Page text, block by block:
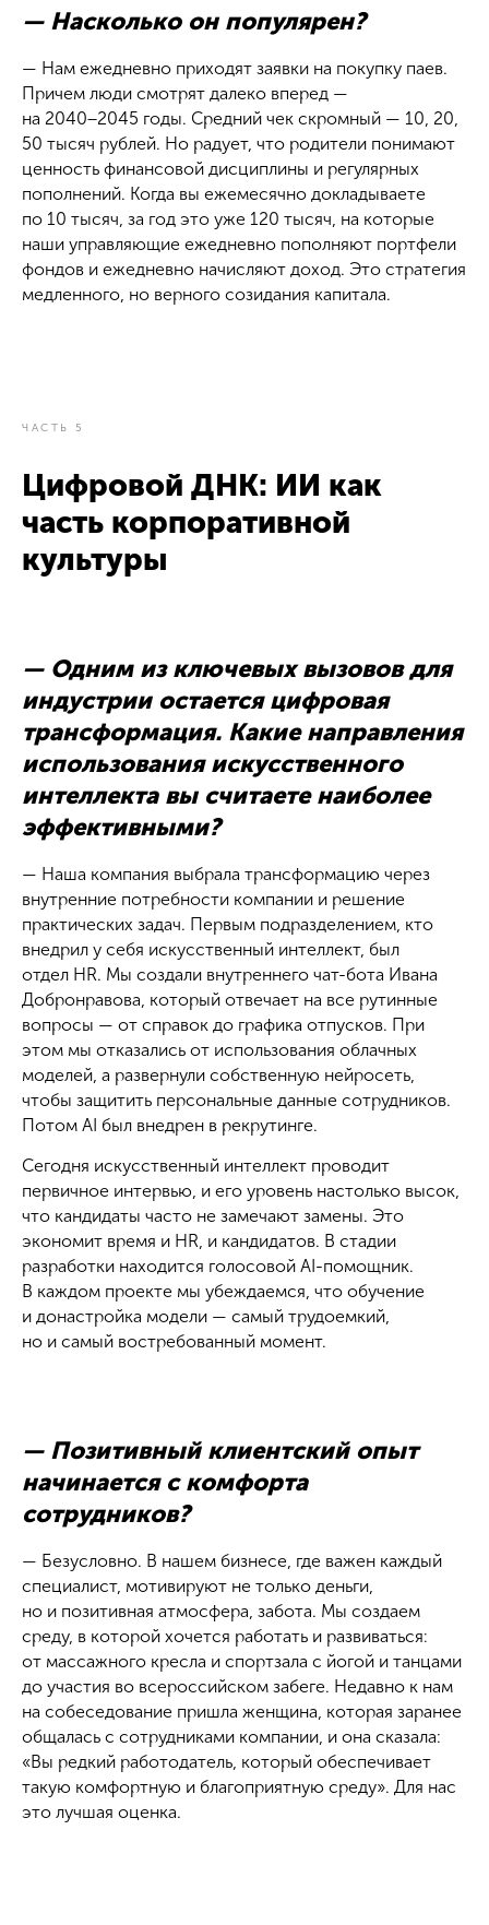
— Насколько он популярен?
— Нам ежедневно приходят заявки на покупку паев.
Причем люди смотрят далеко вперед —
на 2040−2045 годы. Средний чек скромный — 10, 20,
50 тысяч рублей. Но радует, что родители понимают
ценность финансовой дисциплины и регулярных
пополнений. Когда вы ежемесячно докладываете
по 10 тысяч, за год это уже 120 тысяч, на которые
наши управляющие ежедневно пополняют портфели
фондов и ежедневно начисляют доход. Это стратегия
медленного, но верного созидания капитала.
ЧАСТЬ 5
Цифровой ДНК: ИИ как
часть корпоративной
культуры
— Одним из ключевых вызовов для
индустрии остается цифровая
трансформация. Какие направления
использования искусственного
интеллекта вы считаете наиболее
эффективными?
— Наша компания выбрала трансформацию через
внутренние потребности компании и решение
практических задач. Первым подразделением, кто
внедрил у себя искусственный интеллект, был
отдел HR. Мы создали внутреннего чат-бота Ивана
Добронравова, который отвечает на все рутинные
вопросы — от справок до графика отпусков. При
этом мы отказались от использования облачных
моделей, а развернули собственную нейросеть,
чтобы защитить персональные данные сотрудников.
Потом AI был внедрен в рекрутинге.
Сегодня искусственный интеллект проводит
первичное интервью, и его уровень настолько высок,
что кандидаты часто не замечают замены. Это
экономит время и HR, и кандидатов. В стадии
разработки находится голосовой AI-помощник.
В каждом проекте мы убеждаемся, что обучение
и донастройка модели — самый трудоемкий,
но и самый востребованный момент.
— Позитивный клиентский опыт
начинается с комфорта
сотрудников?
— Безусловно. В нашем бизнесе, где важен каждый
специалист, мотивируют не только деньги,
но и позитивная атмосфера, забота. Мы создаем
среду, в которой хочется работать и развиваться:
от массажного кресла и спортзала с йогой и танцами
до участия во всероссийском забеге. Недавно к нам
на собеседование пришла женщина, которая заранее
общалась с сотрудниками компании, и она сказала:
«Вы редкий работодатель, который обеспечивает
такую комфортную и благоприятную среду». Для нас
это лучшая оценка.